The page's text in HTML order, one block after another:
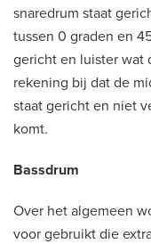
snaredrum staat
tussen 0 graden en
gericht en luister wat
rekening bij dat de
staat gericht en niet
komt.
Bassdrum
Over het algemeen
voor gebruikt die